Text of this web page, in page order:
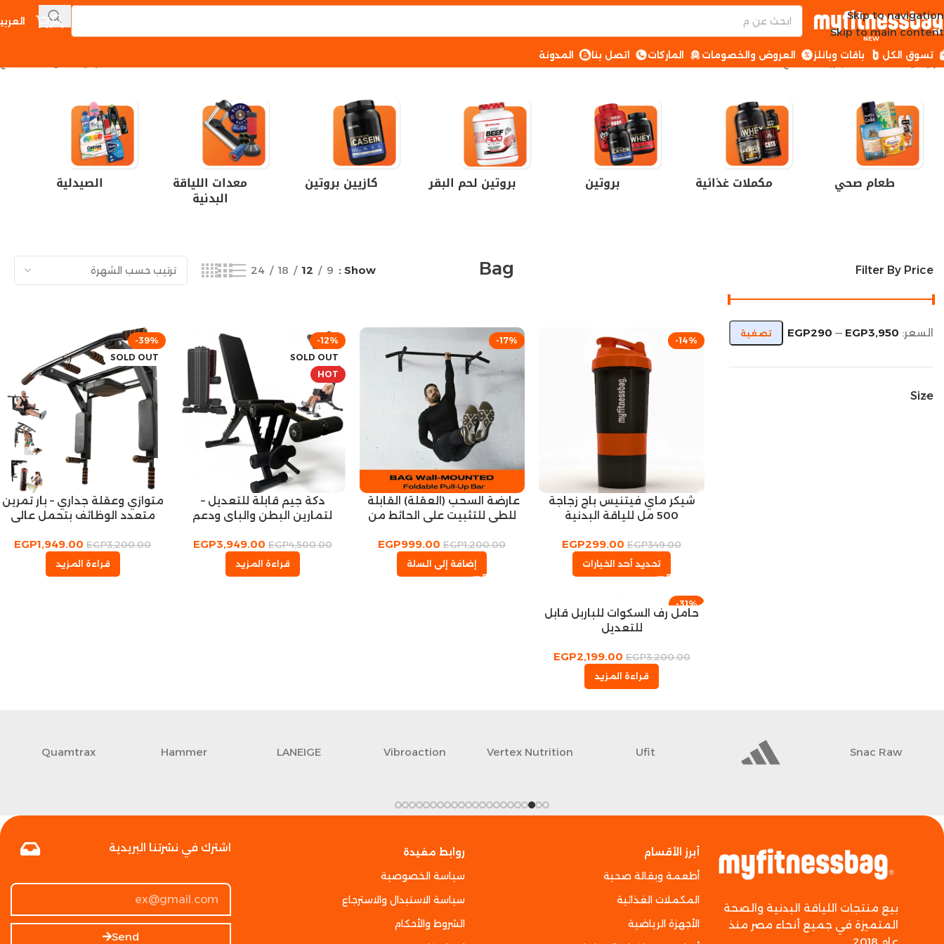
Skip to navigation
Skip to main content
تسوق الكل باقات وبانلز
NEW
العروض والخصومات الماركات اتصل بنا المدونة الرئيسية العلامة التجارية للمنتج Bag
طعام صحي مكملات غذائية بروتين بروتين لحم البقر كازيين بروتين معدات اللياقة
البدنية
الصيدلية
Filter By Price
تصفية السعر: EGP290 — EGP3,950
Size
Bag
Show
9
12
18
24
-14%
شيكر ماي فيتنيس باج زجاجة
500 مل للياقة البدنية
EGP349.00
EGP299.00
تحديد أحد الخيارات
-17%
عارضة السحب (العقلة) القابلة
للطي للتثبيت على الحائط من
EGP1,200.00
EGP999.00
إضافة إلى السلة
-12%
SOLD OUT
HOT
دكة جيم قابلة للتعديل –
لتمارين البطن والباي ودعم
EGP4,500.00
EGP3,949.00
قراءة المزيد
-39%
SOLD OUT
متوازي وعقلة جداري – بار تمرين
متعدد الوظائف بتحمل عالي
EGP3,200.00
EGP1,949.00
قراءة المزيد
-31%
SOLD OUT
حامل رف السكوات للباربل قابل
للتعديل
EGP3,200.00
EGP2,199.00
قراءة المزيد
Snac Raw
Ufit
Vertex Nutrition
Vibroaction
LANEIGE
Hammer
Quamtrax
بيع منتجات اللياقة البدنية والصحة
المتميزة في جميع أنحاء مصر منذ
أبرز الأقسام
أطعمة وبقالة صحية
المكملات الغذائية
الأجهزة الرياضية
روابط مفيدة
سياسة الخصوصية
سياسة الاستبدال والاسترجاع
الشروط والأحكام
اشترك في نشرتنا البريدية
Send